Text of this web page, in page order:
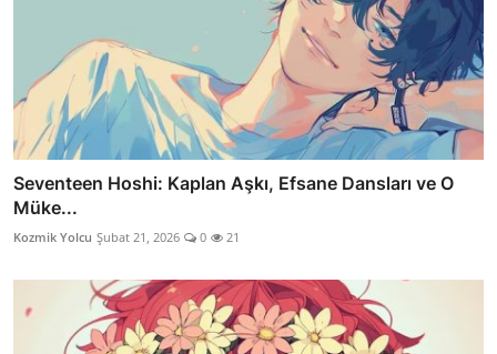
Seventeen Hoshi: Kaplan Aşkı, Efsane Dansları ve O
Müke...
Kozmik Yolcu Şubat 21, 2026 0 21